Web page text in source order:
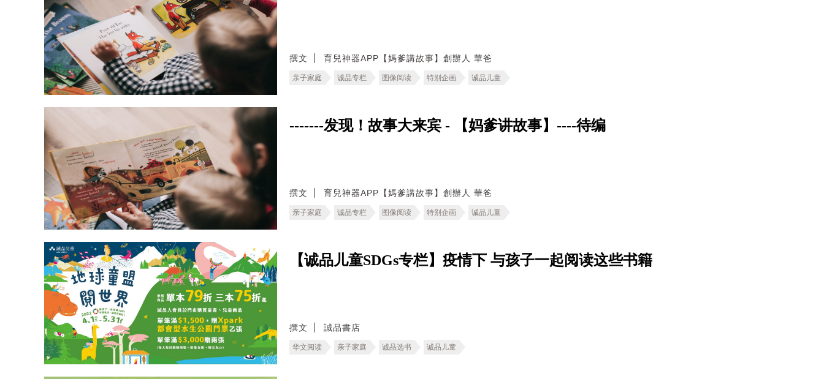
撰文 育兒神器APP【媽爹講故事】創辦人 華爸
亲子家庭 诚品专栏 图像阅读 特别企画 诚品儿童
-------发现！故事大来宾 - 【妈爹讲故事】----待编
撰文 育兒神器APP【媽爹講故事】創辦人 華爸
亲子家庭 诚品专栏 图像阅读 特别企画 诚品儿童
【诚品儿童SDGs专栏】疫情下 与孩子一起阅读这些书籍
撰文 誠品書店
华文阅读 亲子家庭 诚品选书 诚品儿童